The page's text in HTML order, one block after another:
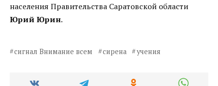
населения Правительства Саратовской области
Юрий Юрин.
сигнал Внимание всем сирена учения